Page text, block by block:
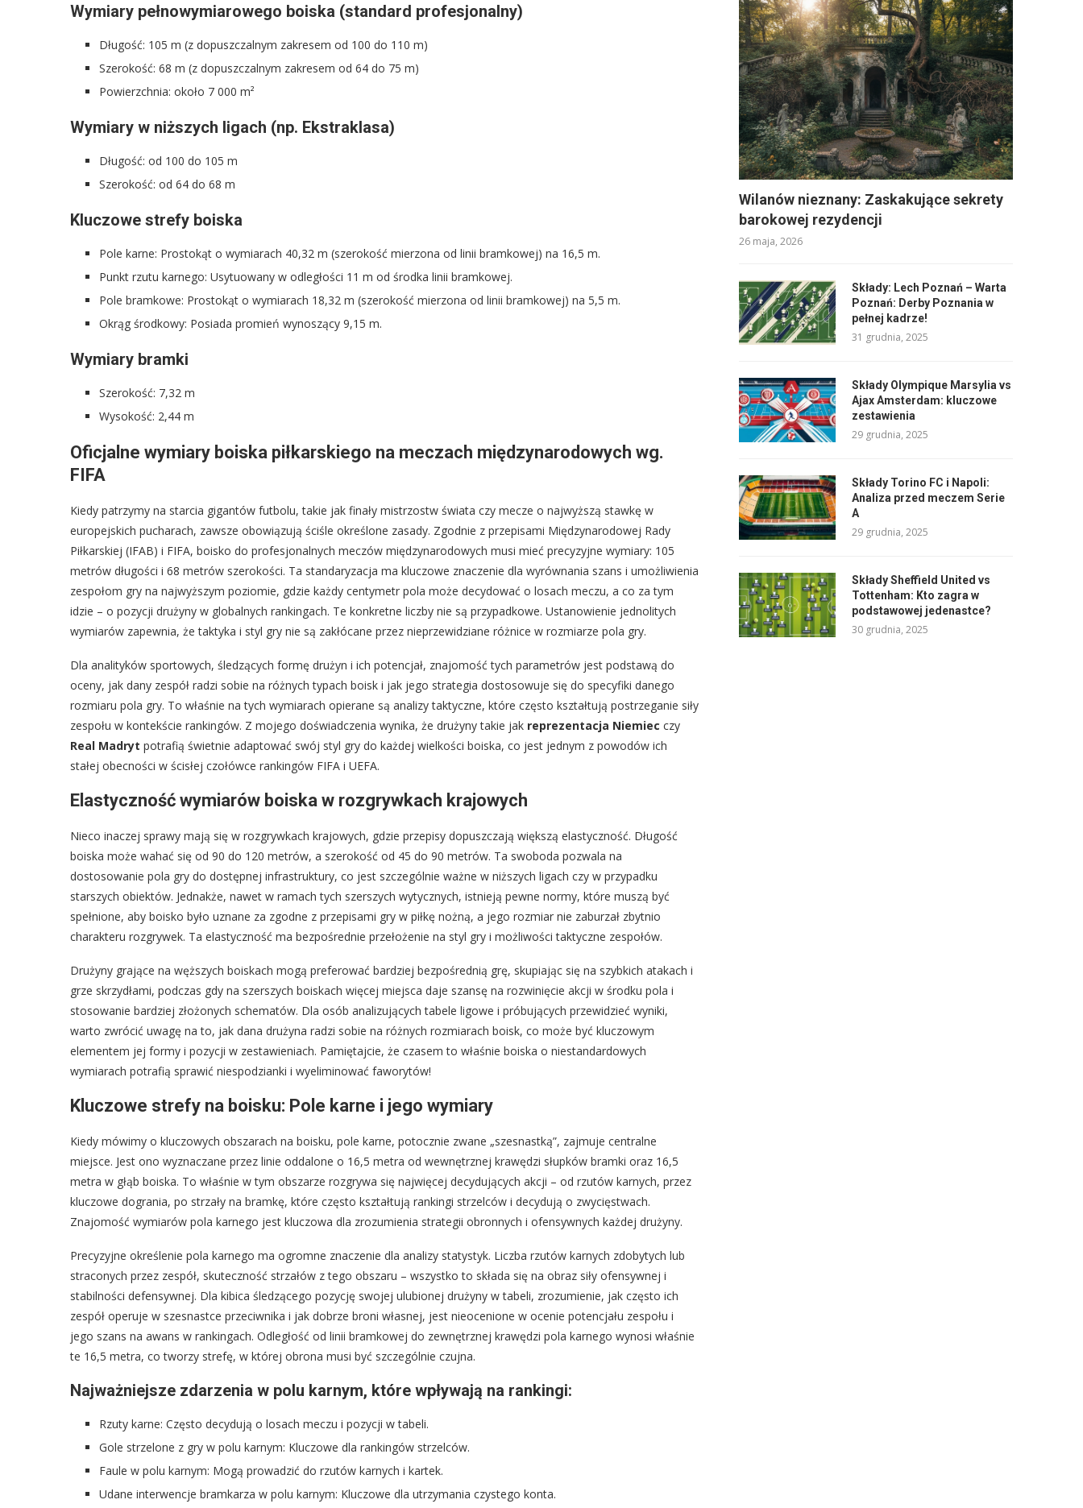
Wymiary pełnowymiarowego boiska (standard profesjonalny)
Długość: 105 m (z dopuszczalnym zakresem od 100 do 110 m)
Szerokość: 68 m (z dopuszczalnym zakresem od 64 do 75 m)
Powierzchnia: około 7 000 m²
Wymiary w niższych ligach (np. Ekstraklasa)
Długość: od 100 do 105 m
Szerokość: od 64 do 68 m
Kluczowe strefy boiska
Pole karne: Prostokąt o wymiarach 40,32 m (szerokość mierzona od linii bramkowej) na 16,5 m.
Punkt rzutu karnego: Usytuowany w odległości 11 m od środka linii bramkowej.
Pole bramkowe: Prostokąt o wymiarach 18,32 m (szerokość mierzona od linii bramkowej) na 5,5 m.
Okrąg środkowy: Posiada promień wynoszący 9,15 m.
Wymiary bramki
Szerokość: 7,32 m
Wysokość: 2,44 m
Oficjalne wymiary boiska piłkarskiego na meczach międzynarodowych wg.
FIFA
Kiedy patrzymy na starcia gigantów futbolu, takie jak finały mistrzostw świata czy mecze o najwyższą stawkę w
europejskich pucharach, zawsze obowiązują ściśle określone zasady. Zgodnie z przepisami Międzynarodowej Rady
Piłkarskiej (IFAB) i FIFA, boisko do profesjonalnych meczów międzynarodowych musi mieć precyzyjne wymiary: 105
metrów długości i 68 metrów szerokości. Ta standaryzacja ma kluczowe znaczenie dla wyrównania szans i umożliwienia
zespołom gry na najwyższym poziomie, gdzie każdy centymetr pola może decydować o losach meczu, a co za tym
idzie – o pozycji drużyny w globalnych rankingach. Te konkretne liczby nie są przypadkowe. Ustanowienie jednolitych
wymiarów zapewnia, że taktyka i styl gry nie są zakłócane przez nieprzewidziane różnice w rozmiarze pola gry.
Dla analityków sportowych, śledzących formę drużyn i ich potencjał, znajomość tych parametrów jest podstawą do
oceny, jak dany zespół radzi sobie na różnych typach boisk i jak jego strategia dostosowuje się do specyfiki danego
rozmiaru pola gry. To właśnie na tych wymiarach opierane są analizy taktyczne, które często kształtują postrzeganie siły
zespołu w kontekście rankingów. Z mojego doświadczenia wynika, że drużyny takie jak reprezentacja Niemiec czy
Real Madryt potrafią świetnie adaptować swój styl gry do każdej wielkości boiska, co jest jednym z powodów ich
stałej obecności w ścisłej czołówce rankingów FIFA i UEFA.
Elastyczność wymiarów boiska w rozgrywkach krajowych
Nieco inaczej sprawy mają się w rozgrywkach krajowych, gdzie przepisy dopuszczają większą elastyczność. Długość
boiska może wahać się od 90 do 120 metrów, a szerokość od 45 do 90 metrów. Ta swoboda pozwala na
dostosowanie pola gry do dostępnej infrastruktury, co jest szczególnie ważne w niższych ligach czy w przypadku
starszych obiektów. Jednakże, nawet w ramach tych szerszych wytycznych, istnieją pewne normy, które muszą być
spełnione, aby boisko było uznane za zgodne z przepisami gry w piłkę nożną, a jego rozmiar nie zaburzał zbytnio
charakteru rozgrywek. Ta elastyczność ma bezpośrednie przełożenie na styl gry i możliwości taktyczne zespołów.
Drużyny grające na węższych boiskach mogą preferować bardziej bezpośrednią grę, skupiając się na szybkich atakach i
grze skrzydłami, podczas gdy na szerszych boiskach więcej miejsca daje szansę na rozwinięcie akcji w środku pola i
stosowanie bardziej złożonych schematów. Dla osób analizujących tabele ligowe i próbujących przewidzieć wyniki,
warto zwrócić uwagę na to, jak dana drużyna radzi sobie na różnych rozmiarach boisk, co może być kluczowym
elementem jej formy i pozycji w zestawieniach. Pamiętajcie, że czasem to właśnie boiska o niestandardowych
wymiarach potrafią sprawić niespodzianki i wyeliminować faworytów!
Kluczowe strefy na boisku: Pole karne i jego wymiary
Kiedy mówimy o kluczowych obszarach na boisku, pole karne, potocznie zwane „szesnastką”, zajmuje centralne
miejsce. Jest ono wyznaczane przez linie oddalone o 16,5 metra od wewnętrznej krawędzi słupków bramki oraz 16,5
metra w głąb boiska. To właśnie w tym obszarze rozgrywa się najwięcej decydujących akcji – od rzutów karnych, przez
kluczowe dogrania, po strzały na bramkę, które często kształtują rankingi strzelców i decydują o zwycięstwach.
Znajomość wymiarów pola karnego jest kluczowa dla zrozumienia strategii obronnych i ofensywnych każdej drużyny.
Precyzyjne określenie pola karnego ma ogromne znaczenie dla analizy statystyk. Liczba rzutów karnych zdobytych lub
straconych przez zespół, skuteczność strzałów z tego obszaru – wszystko to składa się na obraz siły ofensywnej i
stabilności defensywnej. Dla kibica śledzącego pozycję swojej ulubionej drużyny w tabeli, zrozumienie, jak często ich
zespół operuje w szesnastce przeciwnika i jak dobrze broni własnej, jest nieocenione w ocenie potencjału zespołu i
jego szans na awans w rankingach. Odległość od linii bramkowej do zewnętrznej krawędzi pola karnego wynosi właśnie
te 16,5 metra, co tworzy strefę, w której obrona musi być szczególnie czujna.
Najważniejsze zdarzenia w polu karnym, które wpływają na rankingi:
Rzuty karne: Często decydują o losach meczu i pozycji w tabeli.
Gole strzelone z gry w polu karnym: Kluczowe dla rankingów strzelców.
Faule w polu karnym: Mogą prowadzić do rzutów karnych i kartek.
Udane interwencje bramkarza w polu karnym: Kluczowe dla utrzymania czystego konta.
Wilanów nieznany: Zaskakujące sekrety
barokowej rezydencji
26 maja, 2026
Składy: Lech Poznań – Warta
Poznań: Derby Poznania w
pełnej kadrze!
31 grudnia, 2025
Składy Olympique Marsylia vs
Ajax Amsterdam: kluczowe
zestawienia
29 grudnia, 2025
Składy Torino FC i Napoli:
Analiza przed meczem Serie
A
29 grudnia, 2025
Składy Sheffield United vs
Tottenham: Kto zagra w
podstawowej jedenastce?
30 grudnia, 2025